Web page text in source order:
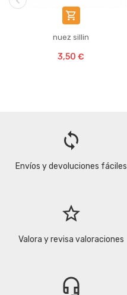

nuez sillin
3,50 €
loop
Envíos y devoluciones fáciles
star_border
Valora y revisa valoraciones
headset_mic